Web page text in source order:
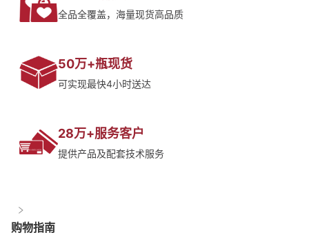
全品全覆盖，海量现货高品质
50万+瓶现货
可实现最快4小时送达
28万+服务客户
提供产品及配套技术服务
购物指南